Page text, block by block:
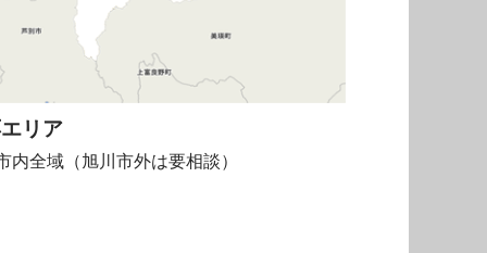
リア
内全域（旭川市外は要相談）